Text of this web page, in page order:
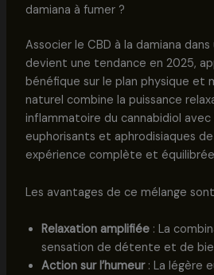
damiana à fumer ?
Associer le CBD à la damiana
devient une tendance en 2025,
bénéfique sur le plan physique et
naturel combine la puissance
inflammatoire du cannabidiol
euphorisants et aphrodisiaques
expérience complète et
Les avantages de ce mélange
Relaxation amplifiée: La
sensation de détente et de
Action sur l’humeur: La légère